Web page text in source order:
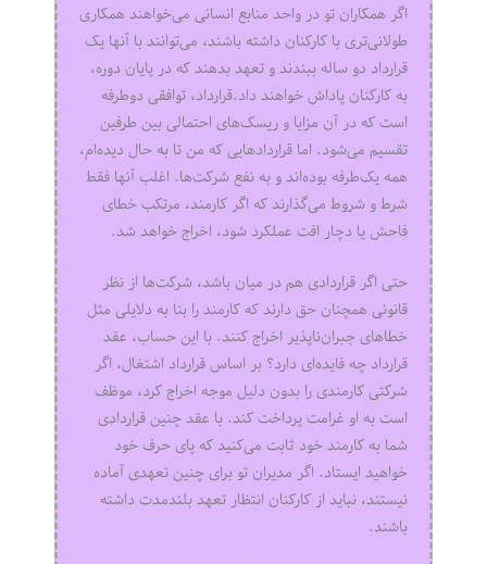
اگر همکاران تو در واحد منابع انسانی می‌خواهند همکاری
طولانی‌تری با کارکنان داشته باشند، می‌توانند با آنها یک
قرارداد دو ساله ببندند و تعهد بدهند که در پایان دوره،
به کارکنان پاداش خواهند داد.قرارداد، توافقی دوطرفه
است که در آن مزایا و ریسک‌های احتمالی بین طرفین
تقسیم می‌شود. اما قراردادهایی که من تا به حال دیده‌ام،
همه یک‌طرفه بوده‌اند و به نفع شرکت‌ها. اغلب آنها فقط
شرط و شروط می‌گذارند که اگر کارمند، مرتکب خطای
فاحش یا دچار افت عملکرد شود، اخراج خواهد شد.
حتی اگر قراردادی هم در میان باشد، شرکت‌ها از نظر
قانونی همچنان حق دارند که کارمند را بنا به دلایلی مثل
خطاهای جبران‌ناپذیر اخراج کنند. با این حساب، عقد
قرارداد چه فایده‌ای دارد؟ بر اساس قرارداد اشتغال، اگر
شرکتی کارمندی را بدون دلیل موجه اخراج کرد، موظف
است به او غرامت پرداخت کند. با عقد چنین قراردادی
شما به کارمند خود ثابت می‌کنید که پای حرف خود
خواهید ایستاد. اگر مدیران تو برای چنین تعهدی آماده
نیستند، نباید از کارکنان انتظار تعهد بلندمدت داشته
باشند.